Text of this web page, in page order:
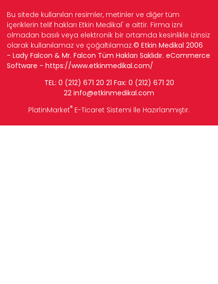
Bu sitede kullanılan resimler, metinler ve diğer tüm
içeriklerin telif hakları Etkin Medikal' e aittir. Firma izni
olmadan basılı veya elektronik bir ortamda kesinlikle izinsiz
olarak kullanılamaz ve çoğaltılamaz.© Etkin Medikal 2006
- Lady Falcon & Mr. Falcon Tüm Hakları Saklıdır. eCommerce
Software - https://www.etkinmedikal.com/
TEL: 0 (212) 671 20 21 Fax: 0 (212) 671 20
22 info@etkinmedikal.com
PlatinMarket® E-Ticaret Sistemi İle Hazırlanmıştır.